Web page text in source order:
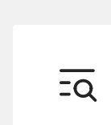
SEO